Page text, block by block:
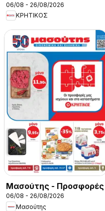
06/08 - 26/08/2026
ΚΡΗΤΙΚΟΣ
Μασούτης - Προσφορές
06/08 - 26/08/2026
Μασούτης